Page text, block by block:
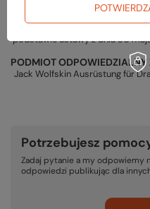
Na sprzedawane produkty
podstawie ustawy z dnia 30
PODMIOT ODPOWIEDZIALNY
Jack Wolfskin Ausrüstung für
Potrzebujesz
Zadaj pytanie a my odpowiemy
odpowiedzi publikując dla